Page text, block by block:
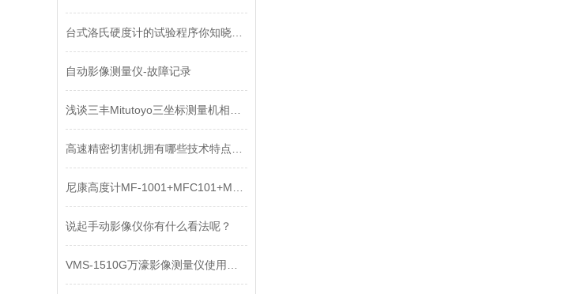
自动影像测量仪-故障记录
说起手动影像仪你有什么看法呢？